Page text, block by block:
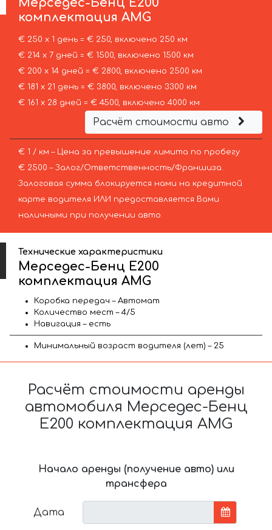
комплектация AMG
€ 250 х 1 день = € 250, включено 250 км
€ 214 х 7 дней = € 1500, включено 1500 км
€ 200 х 14 дней = € 2800, включено 2500 км
€ 181 х 21 день = € 3800, включено 3300 км
€ 161 х 28 дней = € 4500, включено 4000 км
Расчёт стоимости авто
€ 1 / км – Цена за превышение лимита по пробегу
€ 2500 – Залог/Ответственность/Франшиза.
Залоговая сумма блокируется нами на кредитной
карте водителя ИЛИ предоставляется Вами
наличными при получении авто.
Технические характеристики
Мерседес-Бенц Е200
комплектация AMG
Коробка передач – Автомат
Количество мест – 4/5
Навигация – есть
Минимальный возраст водителя (лет) – 25
Расчёт стоимости аренды
автомобиля Мерседес-Бенц
Е200 комплектация AMG
Начало аренды (получение авто) или
трансфера
Дата